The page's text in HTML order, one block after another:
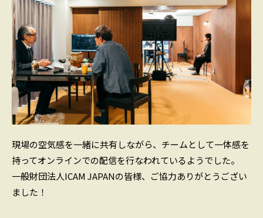
現場の空気感を一緒に共有しながら、チームとして一体感を
持ってオンラインでの配信を行なわれているようでした。
一般財団法人ICAM JAPANの皆様、ご協力ありがとうござい
ました！